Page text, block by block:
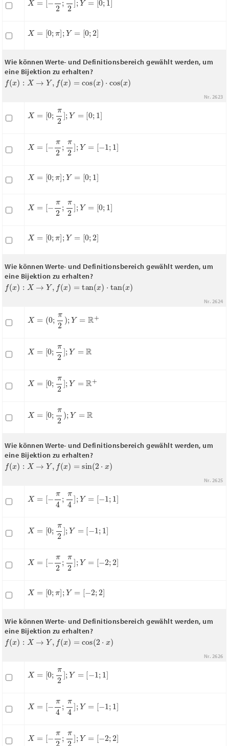
X= 0;π Y =[ 2]
Wie können Werte- und Definitionsbereich gewählt werden, um
eine Bijektion zu erhalten?
f(x ): →Y x) cos cos( x)
Nr. 2623
X= 0;π 2];Y=[ 1]
X= −π 2;π 2]; Y= 1; 1]
X= 0;π Y =[ 1]
X= −π 2;π 2]; Y= 1]
X= 0;π Y =[ 2]
Wie können Werte- und Definitionsbereich gewählt werden, um
eine Bijektion zu erhalten?
f(x ): →Y x) tan ⋅tan( x)
Nr. 2624
X= ;π 2); Y =R
X= 0;π 2];Y=R
X= 0;π 2];Y=R
X= 0;π 2) ;Y =R
Wie können Werte- und Definitionsbereich gewählt werden, um
eine Bijektion zu erhalten?
f(x ): →Y x) sin ( )
Nr. 2625
X= −π 4;π 4]; Y= 1; 1]
X= 0;π 2];Y=[ 1; ]
X= −π 2;π 2]; Y= 2; 2]
X= 0;π Y =[ ;2 ]
Wie können Werte- und Definitionsbereich gewählt werden, um
eine Bijektion zu erhalten?
f(x ): →Y x) cos
Nr. 2626
X= 0;π 2];Y=[ 1; ]
X= −π 4;π 4]; Y= 1; 1]
X= −π 2;π 2]; Y= 2; 2]